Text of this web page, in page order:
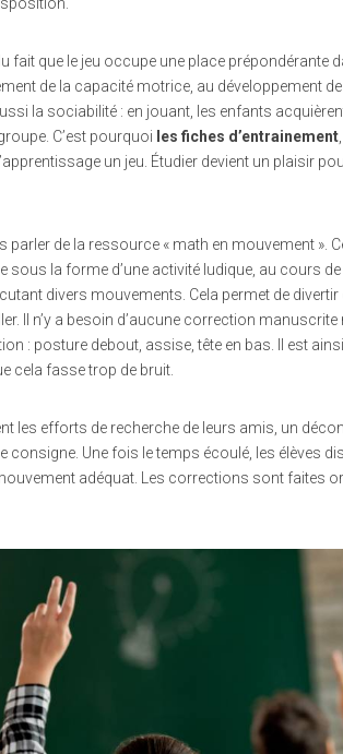
fait que le jeu occupe une place prépondérante
de la capacité motrice, au développement de
la sociabilité : en jouant, les enfants
C’est pourquoi les fiches d’entrainement
un jeu. Étudier devient un plaisir
de la ressource « math en mouvement ».
sous la forme d’une activité ludique, au cours
divers mouvements. Cela permet de divertir
Il n’y a besoin d’aucune correction manuscrite
: posture debout, assise, tête en bas. Il est ainsi
cela fasse trop de bruit.
les efforts de recherche de leurs amis, un
consigne. Une fois le temps écoulé, les élèves
adéquat. Les corrections sont faites